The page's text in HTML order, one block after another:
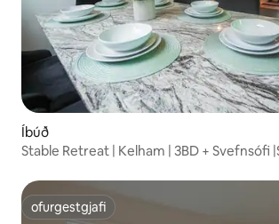
Íbúð
Stable Retreat | Kelham | 3BD + Svefnsófi
ofurgestgjafi
ofurgestgjafi